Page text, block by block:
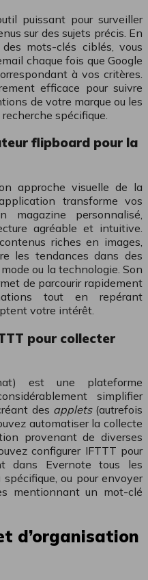
puissant pour surveiller
sur des sujets précis. En
mots-clés ciblés, vous
chaque fois que Google
à vos critères.
efficace pour suivre
de votre marque ou les
spécifique.
flipboard pour la
approche visuelle de la
transforme vos
magazine personnalisé,
agréable et intuitive.
riches en images,
les tendances dans des
ou la technologie. Son
de parcourir rapidement
tout en repérant
votre intérêt.
pour collecter
est une plateforme
simplifier
des applets (autrefois
automatiser la collecte
provenant de diverses
configurer IFTTT pour
dans Evernote tous les
ou pour envoyer
mentionnant un mot-clé
d’organisation